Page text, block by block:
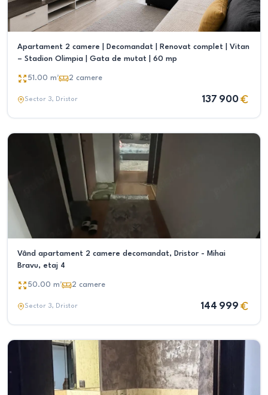
Apartament 2 camere | Decomandat | Renovat complet | Vitan
– Stadion Olimpia | Gata de mutat | 60 mp
51.00 m² 2 camere
Sector 3, Dristor 137 900
Vând apartament 2 camere decomandat, Dristor - Mihai
Bravu, etaj 4
50.00 m² 2 camere
Sector 3, Dristor 144 999